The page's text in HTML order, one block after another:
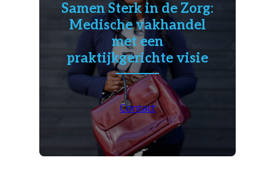
Samen Sterk in de Zorg:
Medische vakhandel
met een
praktijkgerichte visie
Contact